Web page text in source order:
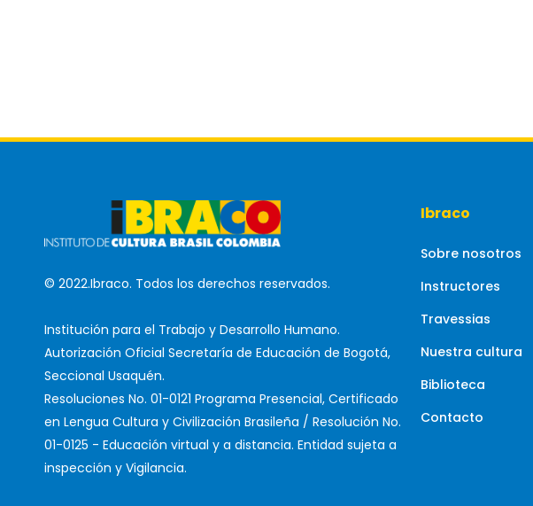
© 2022.Ibraco. Todos los derechos reservados.
Institución para el Trabajo y Desarrollo Humano.
Autorización Oficial Secretaría de Educación de Bogotá,
Seccional Usaquén.
Resoluciones No. 01-0121 Programa Presencial, Certificado
en Lengua Cultura y Civilización Brasileña / Resolución No.
01-0125 - Educación virtual y a distancia. Entidad sujeta a
inspección y Vigilancia.
Ibraco
Sobre nosotros
Instructores
Travessias
Nuestra cultura
Biblioteca
Contacto